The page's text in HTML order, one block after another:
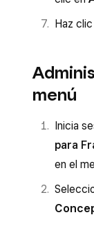
Haz
menú
Inicia
para
en el